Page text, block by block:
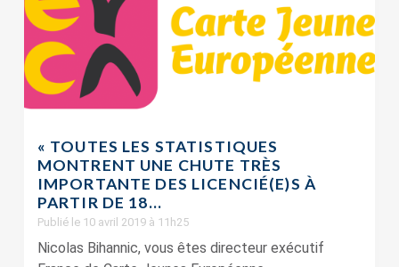
« TOUTES LES STATISTIQUES
MONTRENT UNE CHUTE TRÈS
IMPORTANTE DES LICENCIÉ(E)S À
PARTIR DE 18...
Publié le 10 avril 2019 à 11h25
Nicolas Bihannic, vous êtes directeur exécutif